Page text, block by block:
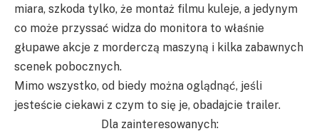
miara, szkoda tylko, że montaż filmu kuleje, a jedynym
co może przyssać widza do monitora to właśnie
głupawe akcje z morderczą maszyną i kilka zabawnych
scenek pobocznych.
Mimo wszystko, od biedy można oglądnąć, jeśli
jesteście ciekawi z czym to się je, obadajcie trailer.
Dla zainteresowanych: